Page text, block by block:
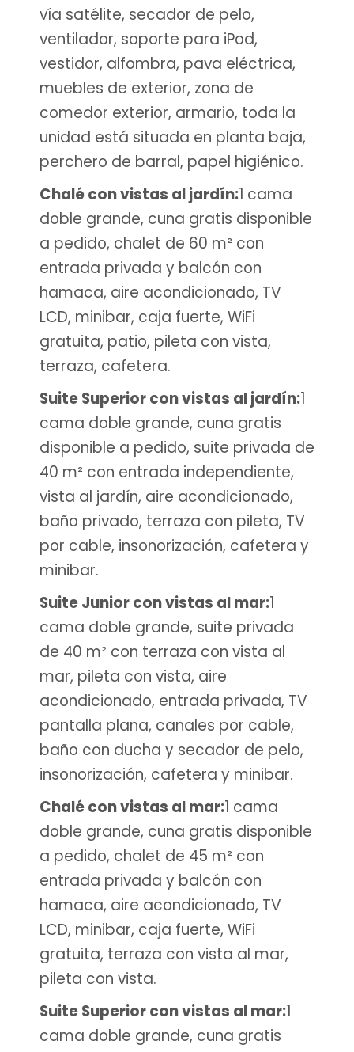
vía satélite, secador de pelo,
ventilador, soporte para iPod,
vestidor, alfombra, pava eléctrica,
muebles de exterior, zona de
comedor exterior, armario, toda la
unidad está situada en planta baja,
perchero de barral, papel higiénico.
Chalé con vistas al jardín:1 cama
doble grande, cuna gratis disponible
a pedido, chalet de 60 m² con
entrada privada y balcón con
hamaca, aire acondicionado, TV
LCD, minibar, caja fuerte, WiFi
gratuita, patio, pileta con vista,
terraza, cafetera.
Suite Superior con vistas al jardín:1
cama doble grande, cuna gratis
disponible a pedido, suite privada de
40 m² con entrada independiente,
vista al jardín, aire acondicionado,
baño privado, terraza con pileta, TV
por cable, insonorización, cafetera y
minibar.
Suite Junior con vistas al mar:1
cama doble grande, suite privada
de 40 m² con terraza con vista al
mar, pileta con vista, aire
acondicionado, entrada privada, TV
pantalla plana, canales por cable,
baño con ducha y secador de pelo,
insonorización, cafetera y minibar.
Chalé con vistas al mar:1 cama
doble grande, cuna gratis disponible
a pedido, chalet de 45 m² con
entrada privada y balcón con
hamaca, aire acondicionado, TV
LCD, minibar, caja fuerte, WiFi
gratuita, terraza con vista al mar,
pileta con vista.
Suite Superior con vistas al mar:1
cama doble grande, cuna gratis